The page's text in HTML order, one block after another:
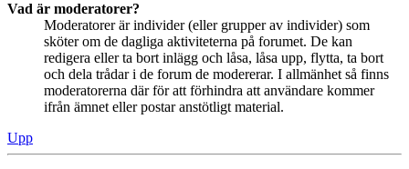
Vad är moderatorer?
Moderatorer är individer (eller grupper av individer) som
sköter om de dagliga aktiviteterna på forumet. De kan
redigera eller ta bort inlägg och låsa, låsa upp, flytta, ta bort
och dela trådar i de forum de modererar. I allmänhet så finns
moderatorerna där för att förhindra att användare kommer
ifrån ämnet eller postar anstötligt material.
Upp